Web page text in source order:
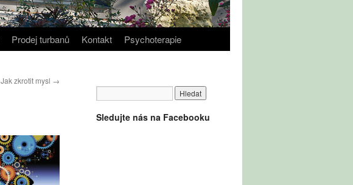
Prodej turbanů Kontakt Psychoterapie
Jak zkrotit mysl →
Sledujte nás na Facebooku